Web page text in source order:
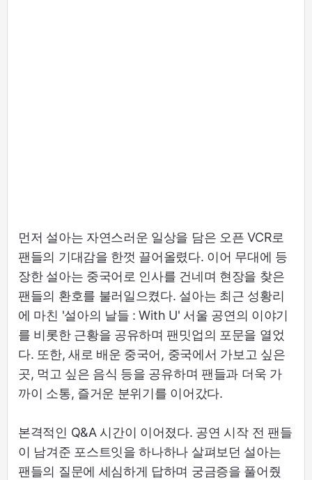
먼저 설아는 자연스러운 일상을 담은 오픈 VCR로
팬들의 기대감을 한껏 끌어올렸다. 이어 무대에 등
장한 설아는 중국어로 인사를 건네며 현장을 찾은
팬들의 환호를 불러일으켰다. 설아는 최근 성황리
에 마친 '설아의 날들 : With U' 서울 공연의 이야기
를 비롯한 근황을 공유하며 팬밋업의 포문을 열었
다. 또한, 새로 배운 중국어, 중국에서 가보고 싶은
곳, 먹고 싶은 음식 등을 공유하며 팬들과 더욱 가
까이 소통, 즐거운 분위기를 이어갔다.
본격적인 Q&A 시간이 이어졌다. 공연 시작 전 팬들
이 남겨준 포스트잇을 하나하나 살펴보던 설아는
팬들의 질문에 세심하게 답하며 궁금증을 풀어줬